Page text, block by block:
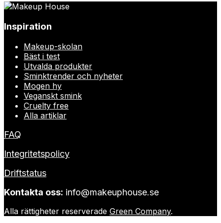
Inspiration
Makeup-skolan
Bäst i test
Utvalda produkter
Sminktrender och nyheter
Mogen hy
Veganskt smink
Cruelty free
Alla artiklar
FAQ
Integritetspolicy
Driftstatus
Kontakta oss: info@makeuphouse.se
Alla rättigheter reserverade Green Company.